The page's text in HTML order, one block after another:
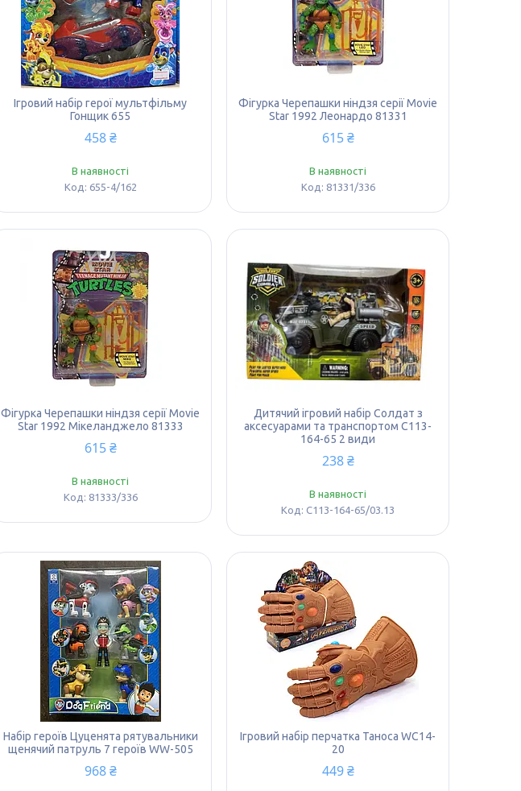
Ігровий набір герої мультфільму
Гонщик 655
458 ₴
В наявності
655-4/162
Фігурка Черепашки ніндзя серії Movie
Star 1992 Леонардо 81331
615 ₴
В наявності
81331/336
Фігурка Черепашки ніндзя серії Movie
Star 1992 Мікеланджело 81333
615 ₴
В наявності
81333/336
Дитячий ігровий набір Солдат з
аксесуарами та транспортом C113-
164-65 2 види
238 ₴
В наявності
C113-164-65/03.13
Набір героїв Цуценята рятувальники
щенячий патруль 7 героїв WW-505
968 ₴
Ігровий набір перчатка Таноса WC14-
20
449 ₴